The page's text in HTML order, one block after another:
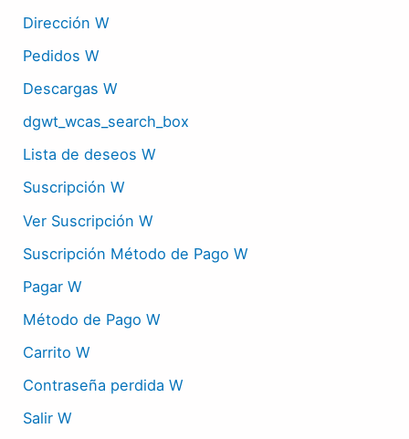
Dirección W
Pedidos W
Descargas W
dgwt_wcas_search_box
Lista de deseos W
Suscripción W
Ver Suscripción W
Suscripción Método de Pago W
Pagar W
Método de Pago W
Carrito W
Contraseña perdida W
Salir W